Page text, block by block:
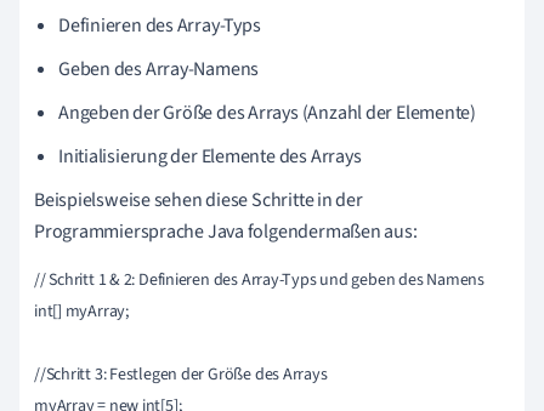
Definieren des Array-Typs
Geben des Array-Namens
Angeben der Größe des Arrays (Anzahl der Elemente)
Initialisierung der Elemente des Arrays
Beispielsweise sehen diese Schritte in der
Programmiersprache Java folgendermaßen aus:
// Schritt 1 & 2: Definieren des Array-Typs und geben des Namens
int[] myArray;
//Schritt 3: Festlegen der Größe des Arrays
myArray = new int[5];